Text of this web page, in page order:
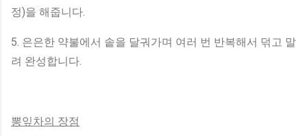
정)을 해줍니다.
5. 은은한 약불에서 솥을 달궈가며 여러 번 반복해서 덖고 말
려 완성합니다.
뽕잎차의 장점